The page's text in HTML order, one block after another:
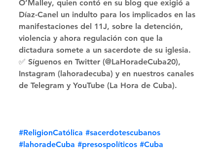
O’Malley, quien contó en su blog que exigió a
Díaz-Canel un indulto para los implicados en las
manifestaciones del 11J, sobre la detención,
violencia y ahora regulación con que la
dictadura somete a un sacerdote de su iglesia.
✅ Síguenos en Twitter (@LaHoradeCuba20),
Instagram (lahoradecuba) y en nuestros canales
de Telegram y YouTube (La Hora de Cuba).
#ReligionCatólica #sacerdotescubanos
#lahoradeCuba #presospolíticos #Cuba